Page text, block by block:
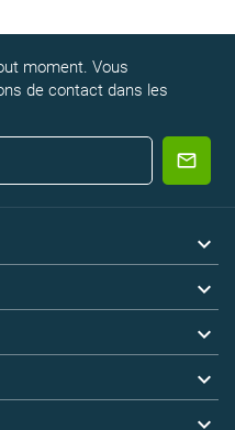
moment. Vous
de contact dans les




